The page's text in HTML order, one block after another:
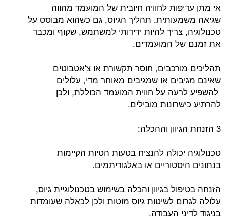
אי מתן עדיפות לחוויה חיובית של המועמד מהווה
שגיאה משמעותית. תהליך הגיוס, גם כשהוא מבוסס על
טכנולוגיה, צריך להיות ידידותי למשתמש, שקוף ומכבד
את זמנם של המועמדים.
תהליכים מורכבים, חוסר תקשורת או צ'אטבוטים
שאינם מגיבים או שמגיבים מאוחר מדי, עלולים
להשפיע לרעה על חווית המועמד הכוללת, ולכן
להרתיע כישרונות מובילים.
3 הזנחת הגיוון וההכלה:
טכנולוגיה יכולה להנציח בטעות הטיות הקיימות
בנתונים היסטוריים או באלגוריתמים.
הזנחה בטיפול בגיוון והכלה בשימוש בטכנולוגיית גיוס,
עלולה לגרום לשיטות גיוס מוטות ולכן לכאלה שעומדות
בניגוד לדיני העבודה.